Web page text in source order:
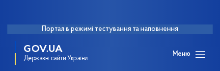
Портал в режимі тестування та наповнення
GOV.UA
Державні сайти України
Меню